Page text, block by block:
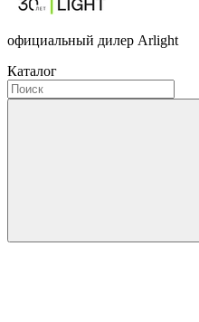
официальный дилер Arlight
Каталог